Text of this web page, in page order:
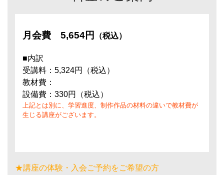
月会費 5,654円 （税込）
■内訳
受講料：5,324円（税込）
教材費：
設備費：330円（税込）
上記とは別に、学習進度、制作作品の材料の違いで教材費が
生じる講座がございます。
★講座の体験・入会ご予約をご希望の方